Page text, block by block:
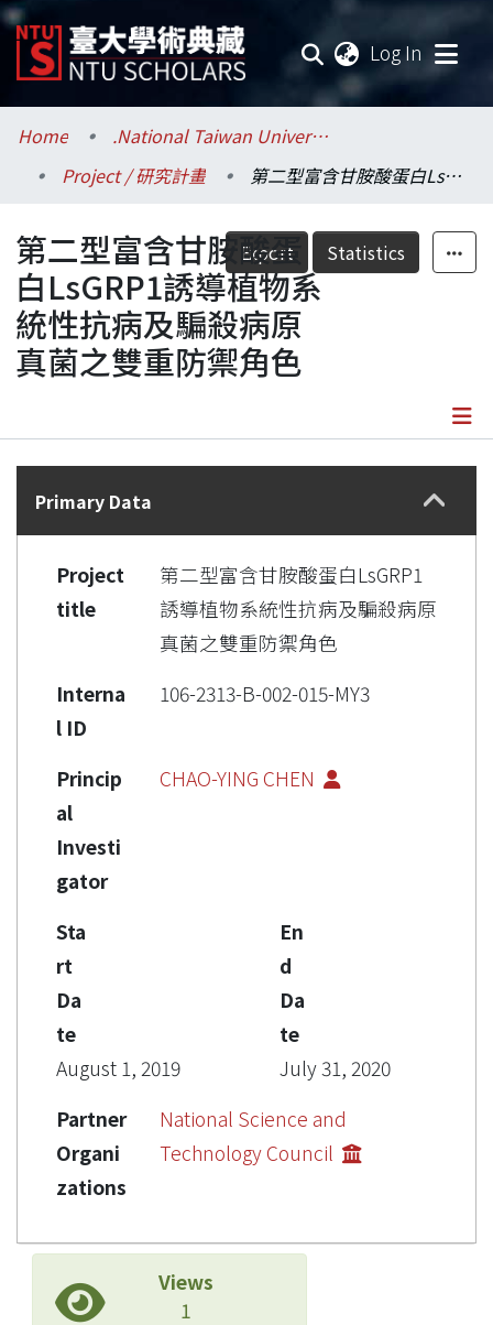
Log In
Communities & Collections
Research Outputs
Fundings & Projects
Researchers
Organizations
Home
.National Taiwan University / 國立臺灣大學
Project / 研究計畫
第二型富含甘胺酸蛋白LsGRP1誘導植物系統性抗病及騙殺病原真菌之雙重防禦角色
Export Statistics
第二型富含甘胺酸蛋
白LsGRP1誘導植物系
統性抗病及騙殺病原
真菌之雙重防禦角色
Details
Primary Data
Project
title
第二型富含甘胺酸蛋白LsGRP1
誘導植物系統性抗病及騙殺病原
真菌之雙重防禦角色
Interna
l ID
106-2313-B-002-015-MY3
Princip
al
Investi
gator
CHAO-YING CHEN
Sta
rt
Da
te
August 1, 2019
En
d
Da
te
July 31, 2020
Partner
Organi
zations
National Science and
Technology Council
Views
1